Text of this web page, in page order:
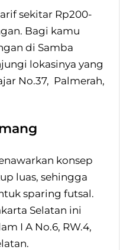
sekitar Rp200-
Bagi kamu
di Samba
lokasinya yang
No.37, Palmerah,
konsep
luas, sehingga
sparing futsal.
Selatan ini
I A No.6, RW.4,